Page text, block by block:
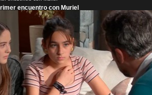
encuentro con Muriel